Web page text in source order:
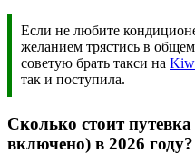
Если не любите
желанием трястись в
советую брать такси на
так и поступила.
Сколько стоит
включено) в 2026 году?